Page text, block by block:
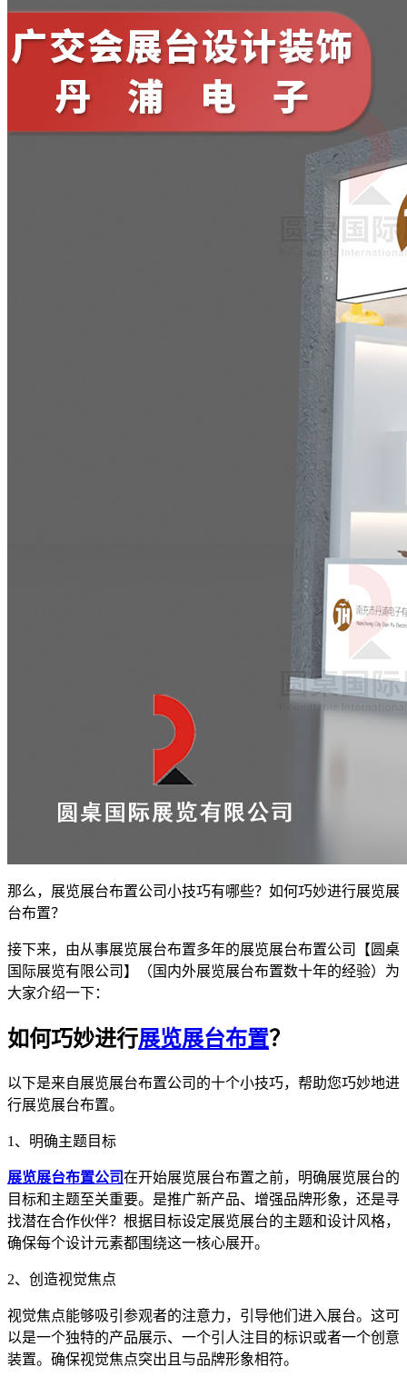
那么，展览展台布置公司小技巧有哪些？如何巧妙进行展览展
台布置？
接下来，由从事展览展台布置多年的展览展台布置公司【圆桌
国际展览有限公司】（国内外展览展台布置数十年的经验）为
大家介绍一下：
如何巧妙进行展览展台布置？
以下是来自展览展台布置公司的十个小技巧，帮助您巧妙地进
行展览展台布置。
1、明确主题目标
展览展台布置公司在开始展览展台布置之前，明确展览展台的
目标和主题至关重要。是推广新产品、增强品牌形象，还是寻
找潜在合作伙伴？根据目标设定展览展台的主题和设计风格，
确保每个设计元素都围绕这一核心展开。
2、创造视觉焦点
视觉焦点能够吸引参观者的注意力，引导他们进入展台。这可
以是一个独特的产品展示、一个引人注目的标识或者一个创意
装置。确保视觉焦点突出且与品牌形象相符。